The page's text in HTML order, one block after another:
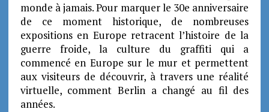
monde à jamais. Pour marquer le 30e anniversaire
de ce moment historique, de nombreuses
expositions en Europe retracent l’histoire de la
guerre froide, la culture du graffiti qui a
commencé en Europe sur le mur et permettent
aux visiteurs de découvrir, à travers une réalité
virtuelle, comment Berlin a changé au fil des
années.